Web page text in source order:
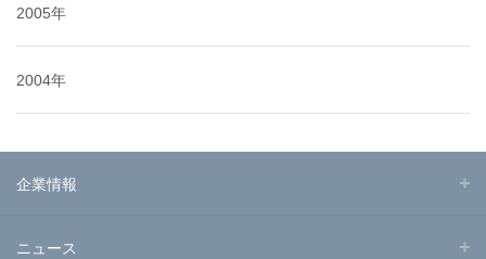
2005年
2004年
企業情報
ニュース